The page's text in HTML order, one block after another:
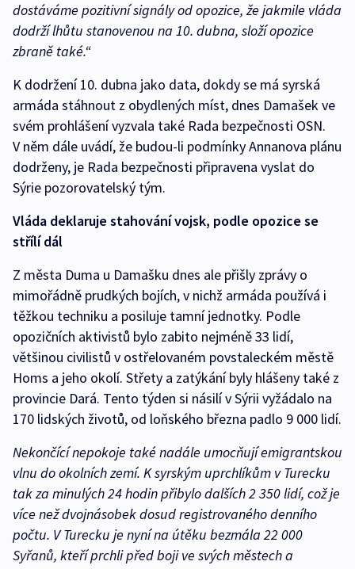
dostáváme pozitivní signály od opozice, že jakmile vláda
dodrží lhůtu stanovenou na 10. dubna, složí opozice
zbraně také.“
K dodržení 10. dubna jako data, dokdy se má syrská
armáda stáhnout z obydlených míst, dnes Damašek ve
svém prohlášení vyzvala také Rada bezpečnosti OSN.
V něm dále uvádí, že budou-li podmínky Annanova plánu
dodrženy, je Rada bezpečnosti připravena vyslat do
Sýrie pozorovatelský tým.
Vláda deklaruje stahování vojsk, podle opozice se
střílí dál
Z města Duma u Damašku dnes ale přišly zprávy o
mimořádně prudkých bojích, v nichž armáda používá i
těžkou techniku a posiluje tamní jednotky. Podle
opozičních aktivistů bylo zabito nejméně 33 lidí,
většinou civilistů v ostřelovaném povstaleckém městě
Homs a jeho okolí. Střety a zatýkání byly hlášeny také z
provincie Dará. Tento týden si násilí v Sýrii vyžádalo na
170 lidských životů, od loňského března padlo 9 000 lidí.
Nekončící nepokoje také nadále umocňují emigrantskou
vlnu do okolních zemí. K syrským uprchlíkům v Turecku
tak za minulých 24 hodin přibylo dalších 2 350 lidí, což je
více než dvojnásobek dosud registrovaného denního
počtu. V Turecku je nyní na útěku bezmála 22 000
Syřanů, kteří prchli před boji ve svých městech a